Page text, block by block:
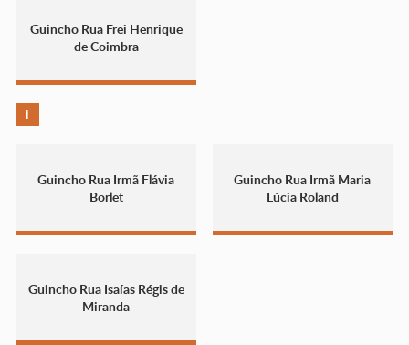
Guincho Rua Frei Henrique
de Coimbra
I
Guincho Rua Irmã Flávia
Borlet
Guincho Rua Irmã Maria
Lúcia Roland
Guincho Rua Isaías Régis de
Miranda